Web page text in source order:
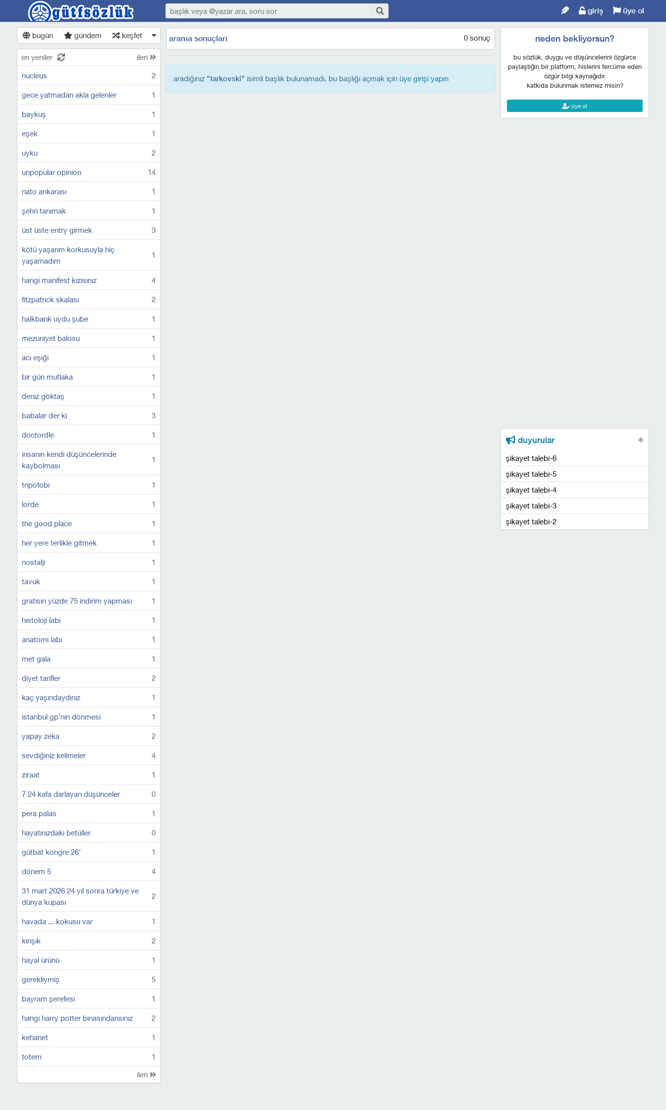
giriş üye ol
bugün gündem keşfet
en yeniler ileri
nucleus 2
gece yatmadan akla gelenler 1
baykuş 1
eşek 1
uyku 2
unpopular opinion 14
nato ankarası 1
şehri tanımak 1
üst üste entry girmek 3
kötü yaşarım korkusuyla hiç
yaşamadım
1
hangi manifest kızısınız 4
fitzpatrick skalası 2
halkbank uydu şube 1
mezuniyet balosu 1
acı eşiği 1
bir gün mutlaka 1
deniz göktaş 1
babalar der ki 3
doctordle 1
insanın kendi düşüncelerinde
kaybolması
1
tripofobi 1
lorde 1
the good place 1
her yere terlikle gitmek 1
nostalji 1
tavuk 1
gratisin yüzde 75 indirim yapması 1
histoloji labı 1
anatomi labı 1
met gala 1
diyet tarifler 2
kaç yaşındaydınız 1
istanbul gp'nin dönmesi 1
yapay zeka 2
sevdiğiniz kelimeler 4
ziraat 1
7 24 kafa darlayan düşünceler 0
pera palas 1
hayatınızdaki betüller 0
gütbat kongre 26' 1
dönem 5 4
31 mart 2026 24 yıl sonra türkiye ve
dünya kupası
2
havada ... kokusu var 1
kırışık 2
hayal ürünü 1
gerekliymiş 5
bayram şerefesi 1
hangi harry potter binasındansınız 2
kehanet 1
totem 1
ileri
0 sonuç
arama sonuçları
aradığınız "tarkovski" isimli başlık bulunamadı. bu başlığı açmak için üye girişi yapın
neden bekliyorsun?
bu sözlük, duygu ve düşüncelerini özgürce
paylaştığın bir platform, hislerini tercüme eden
özgür bilgi kaynağıdır.
katkıda bulunmak istemez misin?
üye ol
duyurular
şikayet talebi-6
şikayet talebi-5
şikayet talebi-4
şikayet talebi-3
şikayet talebi-2